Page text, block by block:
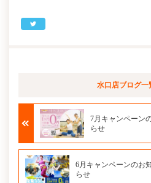
水口店ブログ一
7月キャンペーン
らせ
6月キャンペーンのお
らせ